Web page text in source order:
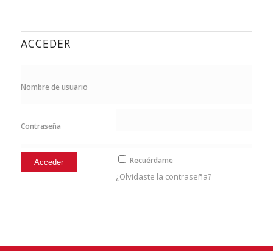
ACCEDER
Nombre de usuario
Contraseña
Recuérdame
¿Olvidaste la contraseña?